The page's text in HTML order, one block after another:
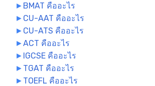
► BMAT คืออะไร
► CU-AAT คืออะไร
► CU-ATS คืออะไร
►ACT คืออะไร
► IGCSE คืออะไร
► TGAT คืออะไร
► TOEFL คืออะไร